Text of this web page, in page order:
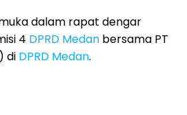
dalam rapat dengar
4 DPRD Medan bersama PT
di DPRD Medan.